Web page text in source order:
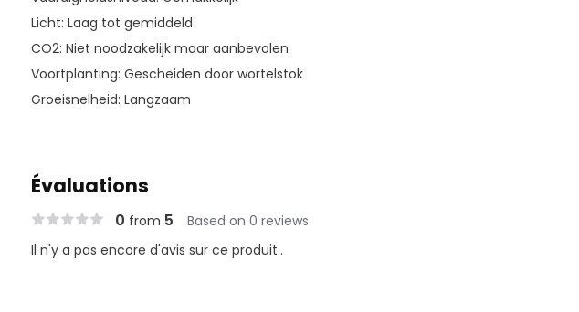
Licht: Laag tot gemiddeld
CO2: Niet noodzakelijk maar aanbevolen
Voortplanting: Gescheiden door wortelstok
Groeisnelheid: Langzaam
Évaluations
0 from 5 Based on 0 reviews
Il n'y a pas encore d'avis sur ce produit..